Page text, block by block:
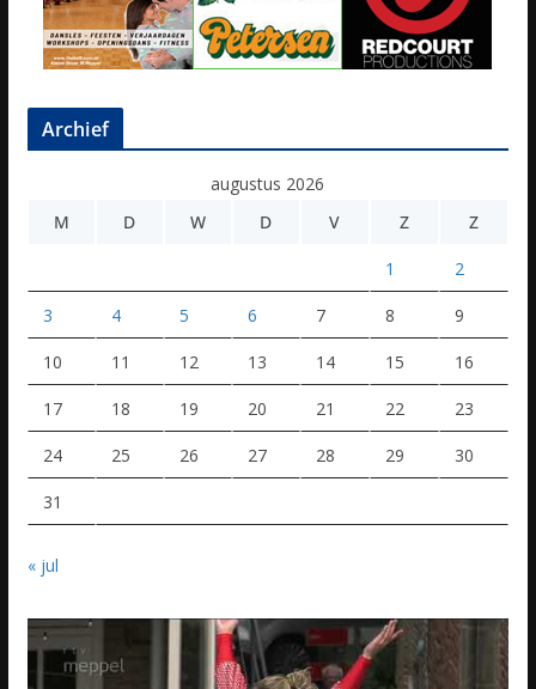
Archief
augustus 2026
M
D W D V Z Z
1 2
3 4 5 6 7 8 9
10 11 12 13 14 15 16
17 18 19 20 21 22 23
24 25 26 27 28 29 30
31
« jul